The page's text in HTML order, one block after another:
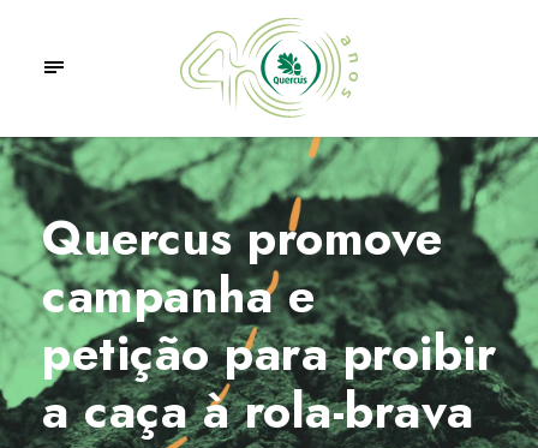
Quercus promove
campanha e
petição para proibir
a caça à rola-brava